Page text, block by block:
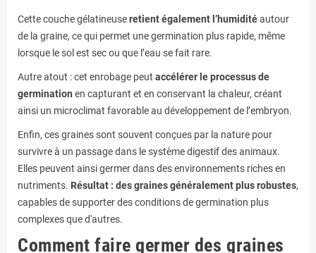
Cette couche gélatineuseretient également l’humiditéautour
de la graine, ce qui permet une germination plus rapide, même
lorsque le sol est sec ou que l’eau se fait rare.
Autre atout : cet enrobage peut accélérer le processus de
germination en capturant et en conservant la chaleur, créant
ainsi un microclimat favorable au développement de l’embryon.
Enfin, ces graines sont souvent conçues par la nature pour
survivre à un passage dans le système digestif des animaux.
Elles peuvent ainsi germer dans des environnements riches en
nutriments. Résultat : des graines généralement plus robustes,
capables de supporter des conditions de germination plus
complexes que d'autres.
Comment faire germer des graines